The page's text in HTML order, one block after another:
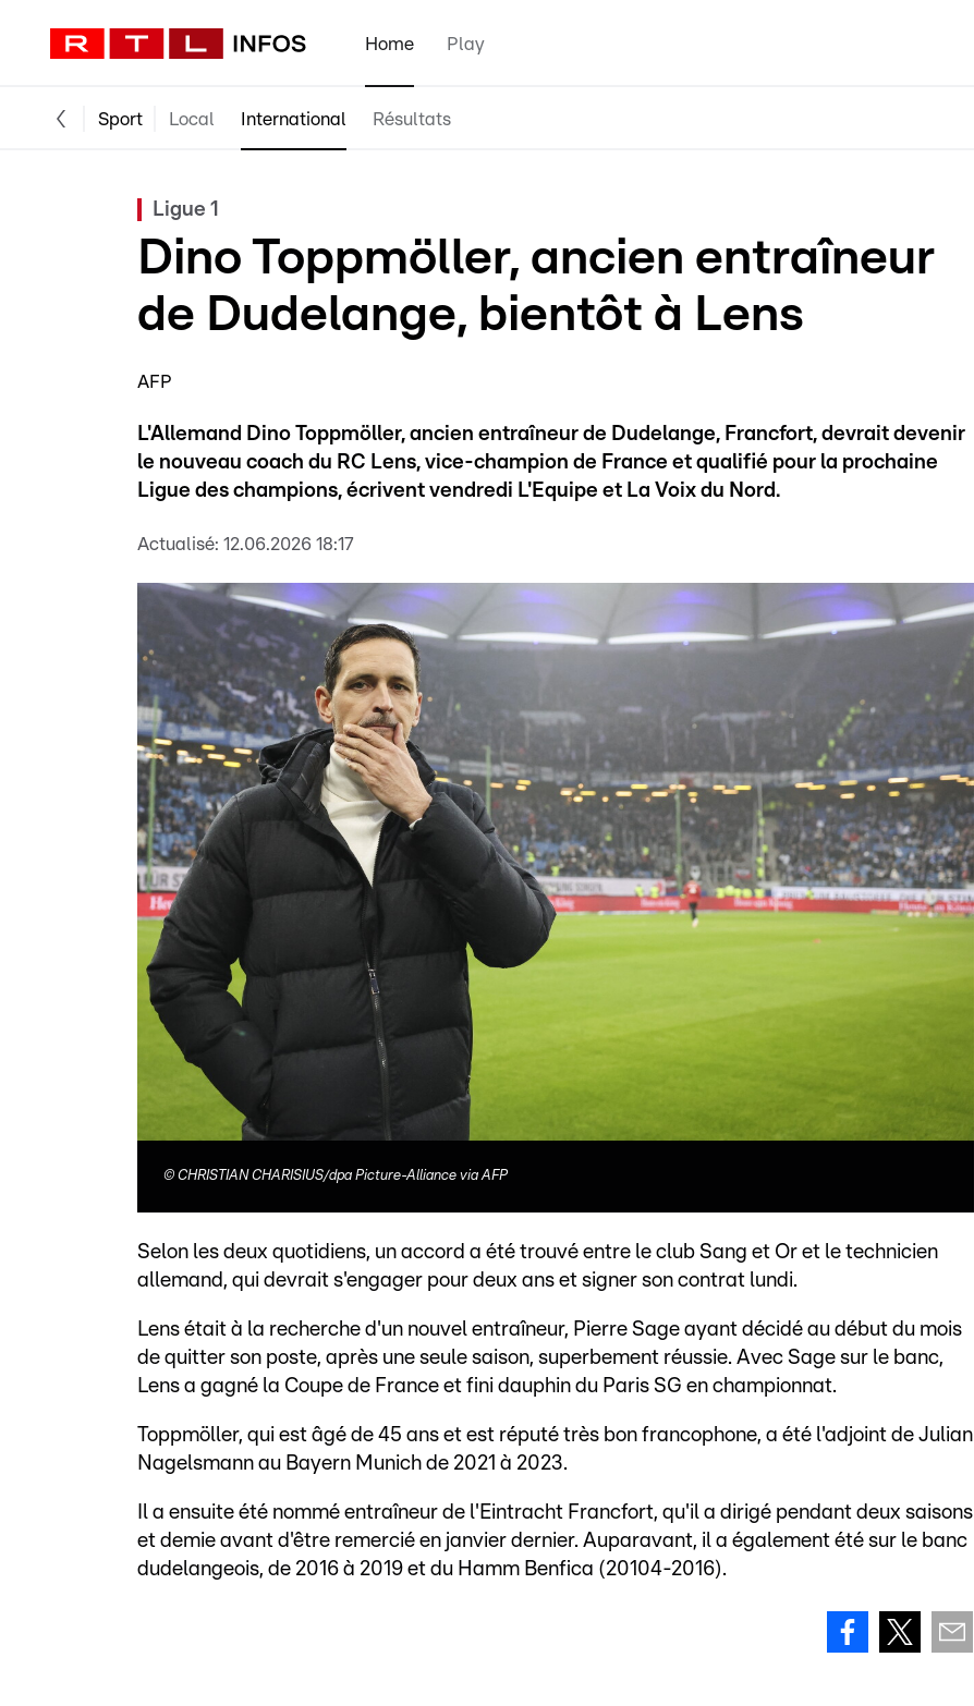
Home Play
Sport Local International Résultats
Ligue 1
Dino Toppmöller, ancien entraîneur
de Dudelange, bientôt à Lens
AFP
L'Allemand Dino Toppmöller, ancien entraîneur de Dudelange, Francfort, devrait devenir
le nouveau coach du RC Lens, vice-champion de France et qualifié pour la prochaine
Ligue des champions, écrivent vendredi L'Equipe et La Voix du Nord.
Actualisé: 12.06.2026 18:17
© CHRISTIAN CHARISIUS/dpa Picture-Alliance via AFP
Selon les deux quotidiens, un accord a été trouvé entre le club Sang et Or et le technicien
allemand, qui devrait s'engager pour deux ans et signer son contrat lundi.
Lens était à la recherche d'un nouvel entraîneur, Pierre Sage ayant décidé au début du mois
de quitter son poste, après une seule saison, superbement réussie. Avec Sage sur le banc,
Lens a gagné la Coupe de France et fini dauphin du Paris SG en championnat.
Toppmöller, qui est âgé de 45 ans et est réputé très bon francophone, a été l'adjoint de Julian
Nagelsmann au Bayern Munich de 2021 à 2023.
Il a ensuite été nommé entraîneur de l'Eintracht Francfort, qu'il a dirigé pendant deux saisons
et demie avant d'être remercié en janvier dernier. Auparavant, il a également été sur le banc
dudelangeois, de 2016 à 2019 et du Hamm Benfica (20104-2016).